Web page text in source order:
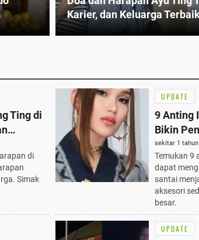
Karier, dan Keluarga
Ting di
di
Simak
UPDATE
9 Anting
Bikin
sekitar 1
Temukan 9
dapat
santai
aksesori
besar.
UPDATE